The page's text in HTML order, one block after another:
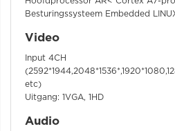
Besturingssysteem Embedded
Video
Input 4CH
etc)
Uitgang: 1VGA, 1HD
Audio